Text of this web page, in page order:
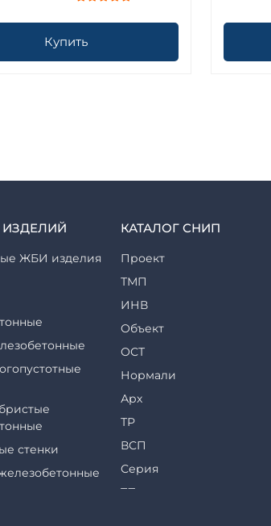
Купить
ИЗДЕЛИЙ
ЖБИ изделия
стенки
КАТАЛОГ СНИП
Проект
ТМП
ИНВ
Объект
ОСТ
Нормали
Арх
ТР
ВСП
Серия
ТП